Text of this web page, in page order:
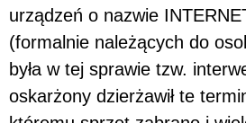
urządzeń o nazwie
(formalnie należących do
była w tej sprawie tzw.
oskarżony dzierżawił te